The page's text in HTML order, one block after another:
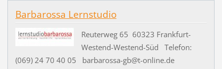
Barbarossa Lernstudio
Reuterweg 65 60323 Frankfurt-
Westend-Westend-Süd Telefon:
(069) 24 70 40 05 barbarossa-gb@t-online.de